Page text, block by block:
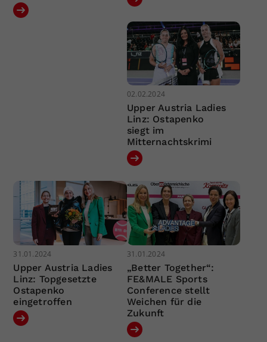
02.02.2024
Upper Austria Ladies
Linz: Ostapenko
siegt im
Mitternachtskrimi
31.01.2024
Upper Austria Ladies
Linz: Topgesetzte
Ostapenko
eingetroffen
31.01.2024
„Better Together“:
FE&MALE Sports
Conference stellt
Weichen für die
Zukunft